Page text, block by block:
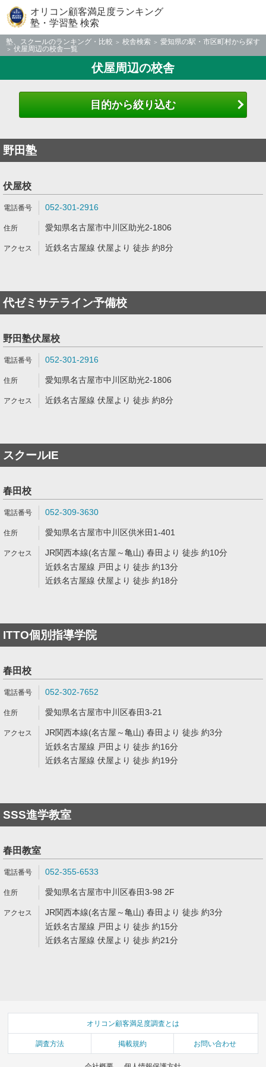
オリコン顧客満足度ランキング
塾・学習塾 検索
塾、スクールのランキング・比較 校舎検索
愛知県の駅・市区町村から探す
伏屋周辺の校舎一覧
伏屋周辺の校舎
目的から絞り込む
野田塾
伏屋校
052-301-2916
愛知県名古屋市中川区助光2-1806
近鉄名古屋線 伏屋より 徒歩 約8分
代ゼミサテライン予備校
野田塾伏屋校
052-301-2916
愛知県名古屋市中川区助光2-1806
近鉄名古屋線 伏屋より 徒歩 約8分
スクールIE
春田校
052-309-3630
愛知県名古屋市中川区供米田1-401
JR関西本線(名古屋～亀山) 春田より 徒歩 約10分
近鉄名古屋線 戸田より 徒歩 約13分
近鉄名古屋線 伏屋より 徒歩 約18分
ITTO個別指導学院
春田校
052-302-7652
愛知県名古屋市中川区春田3-21
JR関西本線(名古屋～亀山) 春田より 徒歩 約3分
近鉄名古屋線 戸田より 徒歩 約16分
近鉄名古屋線 伏屋より 徒歩 約19分
SSS進学教室
春田教室
052-355-6533
愛知県名古屋市中川区春田3-98 2F
JR関西本線(名古屋～亀山) 春田より 徒歩 約3分
近鉄名古屋線 戸田より 徒歩 約15分
近鉄名古屋線 伏屋より 徒歩 約21分
オリコン顧客満足度調査とは
調査方法 掲載規約 お問い合わせ